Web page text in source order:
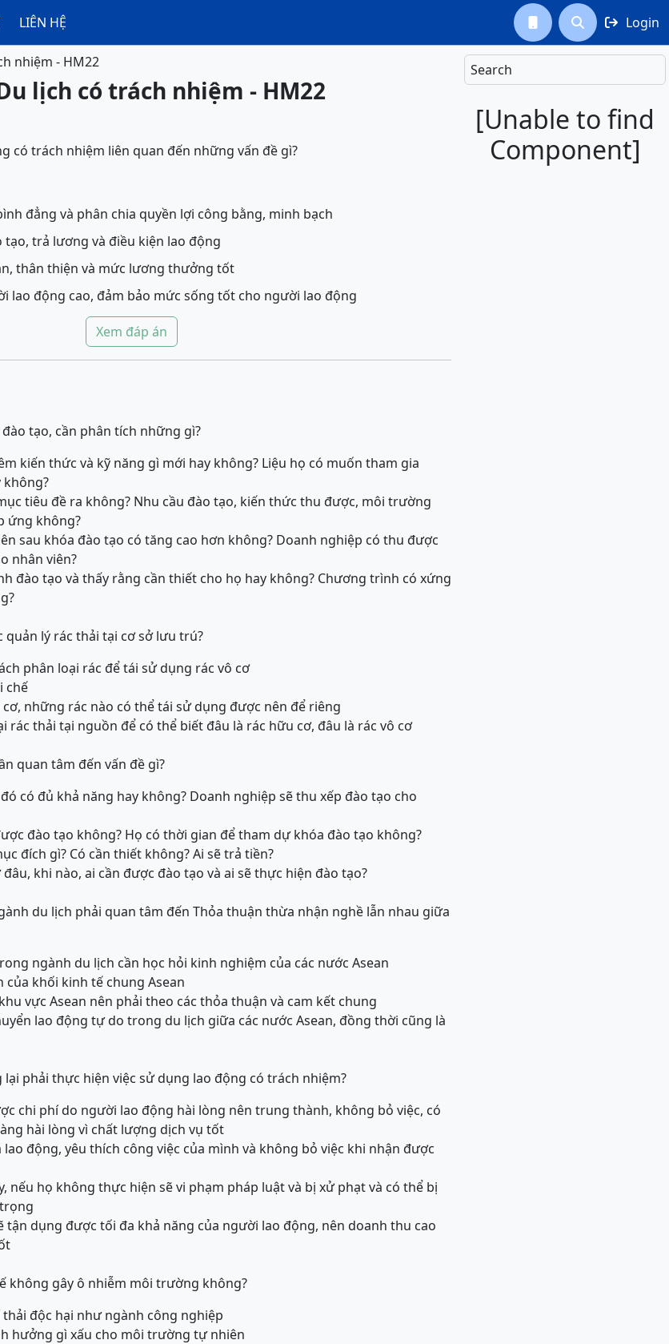
LIÊN HỆ   Login
Search
[Unable to find
Component]
nhiệm - HM22
lịch có trách nhiệm - HM22
có trách nhiệm liên quan đến những vấn đề gì?
đẳng và phân chia quyền lợi công bằng, minh bạch
tạo, trả lương và điều kiện lao động
thân thiện và mức lương thưởng tốt
lao động cao, đảm bảo mức sống tốt cho người lao động
Xem đáp án
tạo, cần phân tích những gì?
kiến thức và kỹ năng gì mới hay không? Liệu họ có muốn tham gia
không?
tiêu đề ra không? Nhu cầu đào tạo, kiến thức thu được, môi trường
ứng không?
sau khóa đào tạo có tăng cao hơn không? Doanh nghiệp có thu được
nhân viên?
đào tạo và thấy rằng cần thiết cho họ hay không? Chương trình có xứng
quản lý rác thải tại cơ sở lưu trú?
phân loại rác để tái sử dụng rác vô cơ
chế
cơ, những rác nào có thể tái sử dụng được nên để riêng
rác thải tại nguồn để có thể biết đâu là rác hữu cơ, đâu là rác vô cơ
quan tâm đến vấn đề gì?
có đủ khả năng hay không? Doanh nghiệp sẽ thu xếp đào tạo cho
đào tạo không? Họ có thời gian để tham dự khóa đào tạo không?
đích gì? Có cần thiết không? Ai sẽ trả tiền?
khi nào, ai cần được đào tạo và ai sẽ thực hiện đào tạo?
du lịch phải quan tâm đến Thỏa thuận thừa nhận nghề lẫn nhau giữa
ngành du lịch cần học hỏi kinh nghiệm của các nước Asean
của khối kinh tế chung Asean
vực Asean nên phải theo các thỏa thuận và cam kết chung
lao động tự do trong du lịch giữa các nước Asean, đồng thời cũng là
phải thực hiện việc sử dụng lao động có trách nhiệm?
chi phí do người lao động hài lòng nên trung thành, không bỏ việc, có
hài lòng vì chất lượng dịch vụ tốt
động, yêu thích công việc của mình và không bỏ việc khi nhận được
nếu họ không thực hiện sẽ vi phạm pháp luật và bị xử phạt và có thể bị
tận dụng được tối đa khả năng của người lao động, nên doanh thu cao
không gây ô nhiễm môi trường không?
độc hại như ngành công nghiệp
hưởng gì xấu cho môi trường tự nhiên